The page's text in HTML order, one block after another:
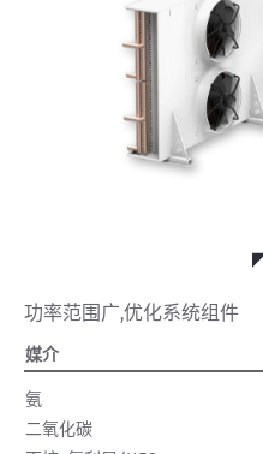
功率范围广,优化系统组件
媒介
氨
二氧化碳